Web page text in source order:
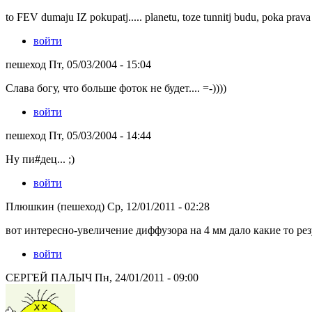
to FEV dumaju IZ pokupatj..... planetu, toze tunnitj budu, poka
войти
пешеход Пт, 05/03/2004 - 15:04
Слава богу, что больше фоток не будет.... =-))))
войти
пешеход Пт, 05/03/2004 - 14:44
Ну пи#дец... ;)
войти
Плюшкин (пешеход) Ср, 12/01/2011 - 02:28
вот интересно-увеличение диффузора на 4 мм дало какие то
войти
СЕРГЕЙ ПАЛЫЧ Пн, 24/01/2011 - 09:00